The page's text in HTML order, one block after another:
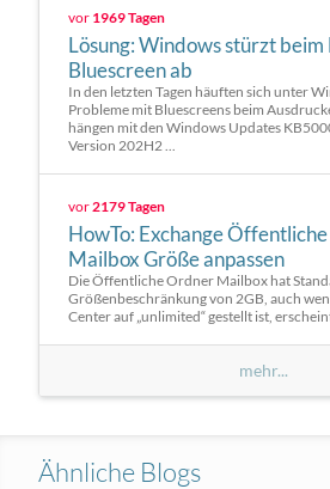
vor 1969 Tagen
Lösung: Windows stürzt
Bluescreen ab
In den letzten Tagen häuften sich unter
Probleme mit Bluescreens beim
hängen mit den Windows Updates
Version 202H2 ...
vor2179 Tagen
HowTo: Exchange
Mailbox Größe anpassen
Die Öffentliche Ordner Mailbox hat
Größenbeschränkung von 2GB, auch
Center auf „unlimited“ gestellt ist,
mehr...
Ähnliche Blogs